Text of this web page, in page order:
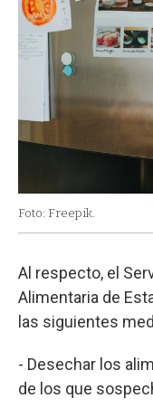
Foto: Freepik.
Al respecto, el
Alimentaria de
las siguientes
- Desechar los
de los que